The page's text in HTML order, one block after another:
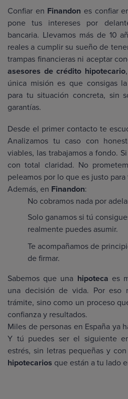
Confiar en Finandon es confiar
pone tus intereses por
bancaria. Llevamos más de 10
reales a cumplir su sueño de
trampas financieras ni aceptar
asesores de crédito hipotecario
única misión es que consigas
para tu situación concreta, sin
garantías.
Desde el primer contacto te
Analizamos tu caso con
viables, las trabajamos a fondo.
con total claridad. No
peleamos por lo que es justo para
Además, en Finandon:
No cobramos nada por
Solo ganamos si tú
realmente puedes asumir.
Te acompañamos de
de firmar.
Sabemos que una hipoteca es
una decisión de vida. Por eso
trámite, sino como un proceso
confianza y resultados.
Miles de personas en España ya
Y tú puedes ser el siguiente
estrés, sin letras pequeñas y
hipotecarios que están a tu lado